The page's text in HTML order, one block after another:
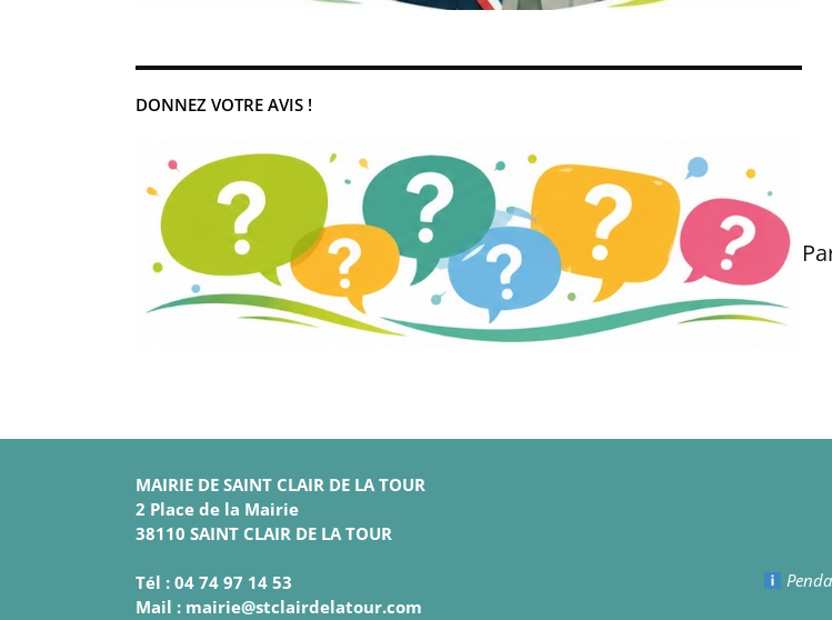
DONNEZ VOTRE AVIS !
MAIRIE DE SAINT CLAIR DE LA TOUR
2 Place de la Mairie
38110 SAINT CLAIR DE LA TOUR
Tél : 04 74 97 14 53
Mail : mairie@stclairdelatour.com